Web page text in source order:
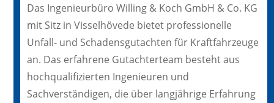
Das Ingenieurbüro Willing & Koch GmbH & Co. KG
mit Sitz in Visselhövede bietet professionelle
Unfall- und Schadensgutachten für Kraftfahrzeuge
an. Das erfahrene Gutachterteam besteht aus
hochqualifizierten Ingenieuren und
Sachverständigen, die über langjährige Erfahrung